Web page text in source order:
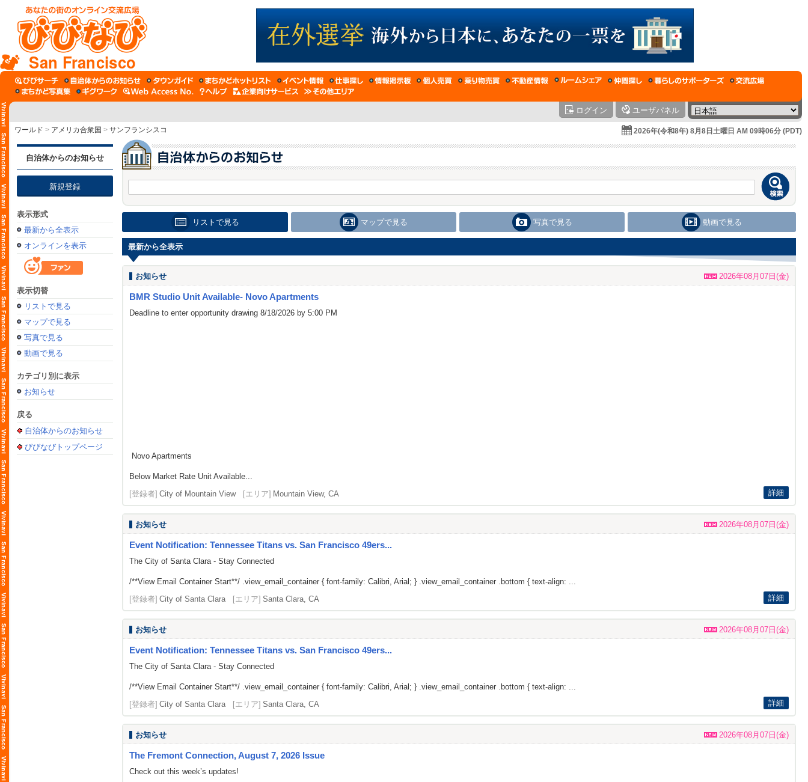
San Francisco
ログイン ユーザパネル
ワールド > アメリカ合衆国 > サンフランシスコ 2026年(令和8年) 8月8日土曜日 AM 09時06分 (PDT)
自治体からのお知らせ
新規登録
表示形式
最新から全表示
オンラインを表示
表示切替
リストで見る
マップで見る
写真で見る
動画で見る
カテゴリ別に表示
お知らせ
戻る
自治体からのお知らせ
びびなびトップページ
リストで見る マップで見る 写真で見る 動画で見る
最新から全表示
お知らせ 2026年08月07日(金)
BMR Studio Unit Available- Novo Apartments
Deadline to enter opportunity drawing 8/18/2026 by 5:00 PM
Novo Apartments
Below Market Rate Unit Available...
[登録者] City of Mountain View [エリア] Mountain View, CA 詳細
お知らせ 2026年08月07日(金)
Event Notification: Tennessee Titans vs. San Francisco 49ers...
The City of Santa Clara - Stay Connected
/**View Email Container Start**/ .view_email_container { font-family: Calibri, Arial; } .view_email_container .bottom { text-align: ...
[登録者] City of Santa Clara [エリア] Santa Clara, CA 詳細
お知らせ 2026年08月07日(金)
Event Notification: Tennessee Titans vs. San Francisco 49ers...
The City of Santa Clara - Stay Connected
/**View Email Container Start**/ .view_email_container { font-family: Calibri, Arial; } .view_email_container .bottom { text-align: ...
[登録者] City of Santa Clara [エリア] Santa Clara, CA 詳細
お知らせ 2026年08月07日(金)
The Fremont Connection, August 7, 2026 Issue
Check out this week’s updates!